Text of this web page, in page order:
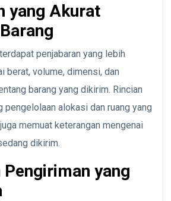
yang Akurat
penjabaran yang lebih
berat, volume, dimensi, dan
barang yang dikirim. Rincian
pengelolaan alokasi dan ruang yang
memuat keterangan mengenai
dikirim.
Pengiriman yang